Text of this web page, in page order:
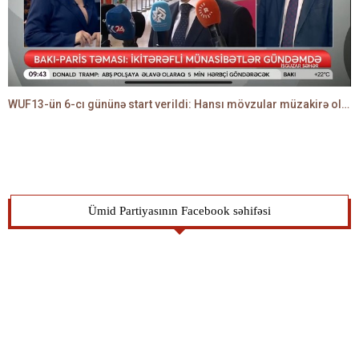
WUF13-ün 6-cı gününə start verildi: Hansı mövzular müzakirə olunacaq? -TALEH ƏLİYEV danışır
Ümid Partiyasının Facebook səhifəsi